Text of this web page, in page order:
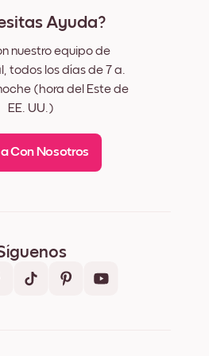
Ayuda?
nuestro equipo de
todos los días de 7 a.
(hora del Este de
EE. UU.)
Con Nosotros